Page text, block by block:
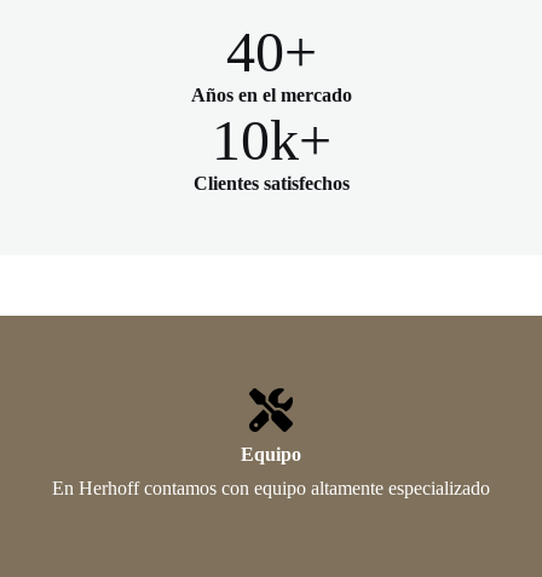
40+
Años en el mercado
10k+
Clientes satisfechos
Equipo
En Herhoff contamos con equipo altamente especializado